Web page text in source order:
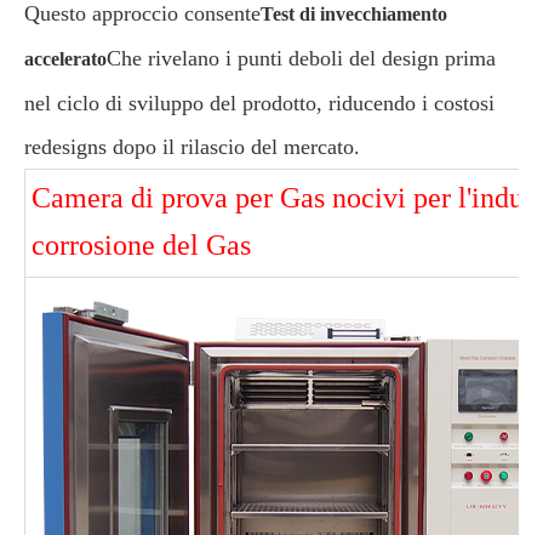
Questo approccio consenteTest di invecchiamento
acceleratoChe rivelano i punti deboli del design prima
nel ciclo di sviluppo del prodotto, riducendo i costosi
redesigns dopo il rilascio del mercato.
Camera di prova per Gas nocivi per
corrosione del Gas